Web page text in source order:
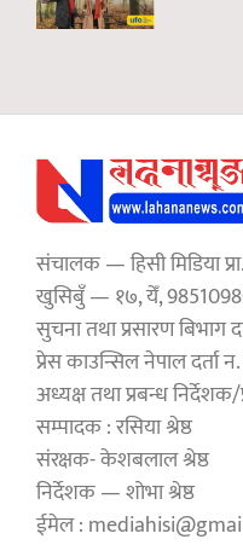
संचालक — हिसी मिडिया
खुसिबुँ — १७, येँ,
सुचना तथा प्रसारण
प्रेस काउन्सिल नेपाल दर्ता
अध्यक्ष तथा प्रबन्ध
सम्पादक : रसिया श्रेष्ठ
संरक्षक- केशबलाल श्रेष्ठ
निर्देशक — शोभा श्रेष्ठ
ईमेल :